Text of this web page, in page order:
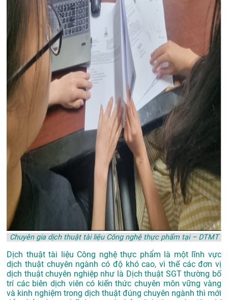
Chuyên gia dịch thuật tài liệu Công nghệ thực phẩm tại – DTMT
Dịch thuật tài liệu Công nghệ thực phẩm là một lĩnh vực
dịch thuật chuyên ngành có độ khó cao, vì thế các đơn vị
dịch thuật chuyên nghiệp như là Dịch thuật SGTthường bố
trí các biên dịch viên có kiến thức chuyên môn vững vàng
và kinh nghiệm trong dịch thuật đúng chuyên ngành thì mới